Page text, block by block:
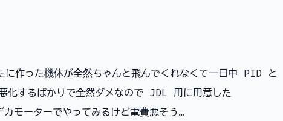
に作った機体が全然ちゃんと飛んでくれなくて一日中 PID と
るばかりで全然ダメなので JDL 用に用意した
ーターでやってみるけど電費悪そう…